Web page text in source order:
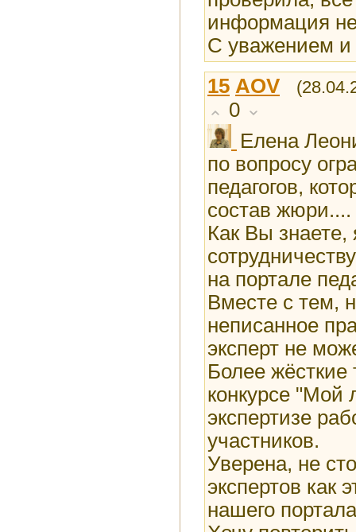
информация
С уважением
15 AOV
0
Елена
по вопросу
педагогов,
состав жюри....
Как Вы знаете,
на портале
Вместе с тем,
неписанное
эксперт не
Более жёсткие
конкурсе "Мой
экспертизе
участников.
Уверена, не
экспертов как
нашего